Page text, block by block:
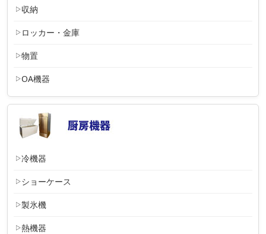
収納
ロッカー・金庫
物置
OA機器
冷機器
ショーケース
製氷機
熱機器